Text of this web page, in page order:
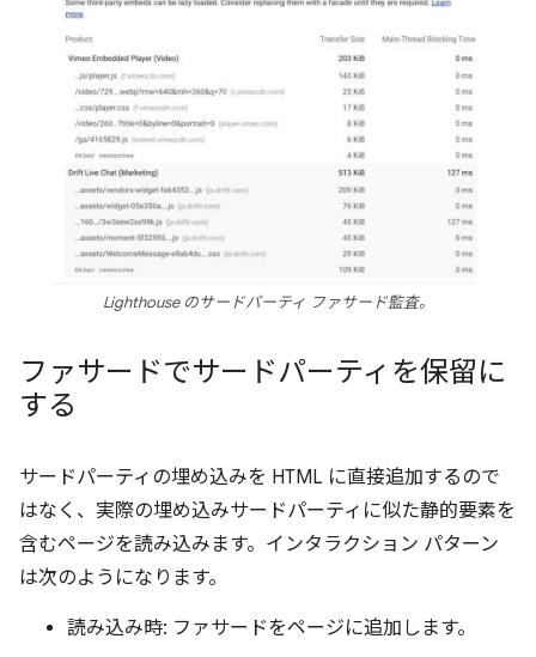
Lighthouse のサードパーティ ファサード監査。
ファサードでサードパーティを保留に
する
サードパーティの埋め込みを HTML に直接追加するので
はなく、実際の埋め込みサードパーティに似た静的要素を
含むページを読み込みます。インタラクション パターン
は次のようになります。
読み込み時: ファサードをページに追加します。